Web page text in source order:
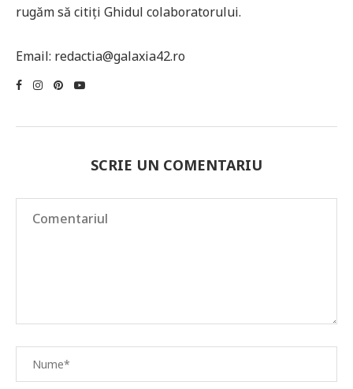
rugăm să citiți Ghidul colaboratorului.
Email: redactia@galaxia42.ro
SCRIE UN COMENTARIU